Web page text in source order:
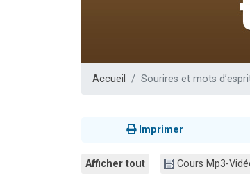
Accueil Sourires et mots
Imprimer
Afficher tout Cours Mp3-